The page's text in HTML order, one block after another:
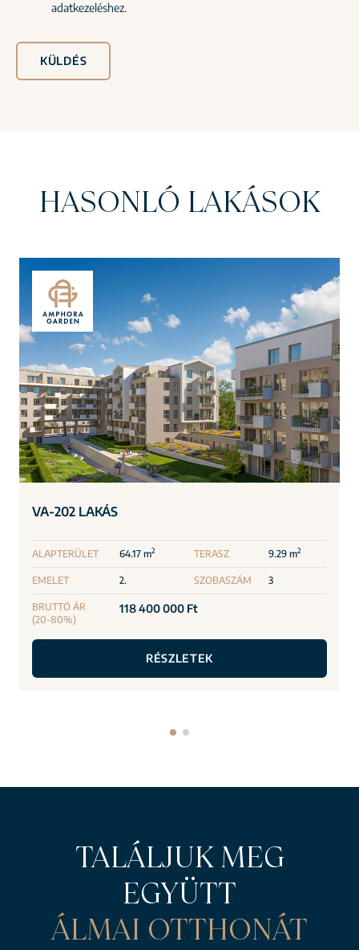
adatkezeléshez.
KÜLDÉS
HASONLÓ LAKÁSOK
VA-202 LAKÁS
ALAPTERÜLET 64.17 m2 TERASZ 9.29 m2
EMELET 2. SZOBASZÁM 3
BRUTTÓ ÁR
(20-80%)
118 400 000 Ft
RÉSZLETEK
TALÁLJUK MEG
EGYÜTT
ÁLMAI OTTHONÁT